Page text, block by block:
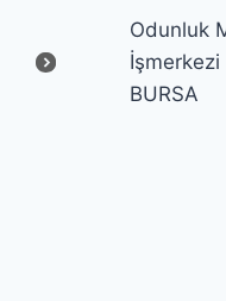
Odunluk
İşmerkezi
BURSA